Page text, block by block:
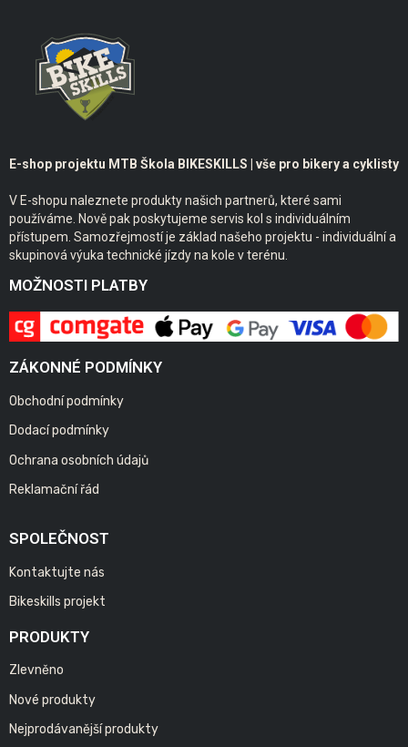
E-shop projektu MTB Škola BIKESKILLS | vše pro bikery a cyklisty
V E-shopu naleznete produkty našich partnerů, které sami
používáme. Nově pak poskytujeme servis kol s individuálním
přístupem. Samozřejmostí je základ našeho projektu - individuální a
skupinová výuka technické jízdy na kole v terénu.
MOŽNOSTI PLATBY
ZÁKONNÉ PODMÍNKY
Obchodní podmínky
Dodací podmínky
Ochrana osobních údajů
Reklamační řád
SPOLEČNOST
Kontaktujte nás
Bikeskills projekt
PRODUKTY
Zlevněno
Nové produkty
Nejprodávanější produkty